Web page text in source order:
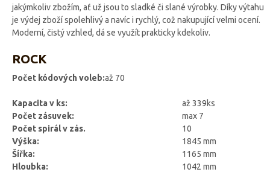
jakýmkoliv zbožím, ať už jsou to sladké či slané výrobky. Díky výtahu
je výdej zboží spolehlivý a navíc i rychlý, což nakupující velmi ocení.
Moderní, čistý vzhled, dá se využít prakticky kdekoliv.
ROCK
Počet kódových voleb:až 70
Kapacita v ks:
až 339ks
Počet zásuvek:
max 7
Počet spirál v zás.
10
Výška:
1845 mm
Šířka:
1165 mm
Hloubka:
1042 mm